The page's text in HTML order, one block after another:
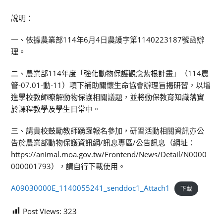
說明：
一、依據農業部114年6月4日農護字第1140223187號函辦
理。
二、農業部114年度「強化動物保護觀念紮根計畫」（114農
管-07.01-動-11）項下補助關懷生命協會辦理旨揭研習，以增
進學校教師瞭解動物保護相關議題，並將動保教育知識落實
於課程教學及學生日常中。
三、請貴校鼓勵教師踴躍報名參加，研習活動相關資訊亦公
告於農業部動物保護資訊網/訊息專區/公告訊息（網址：
https://animal.moa.gov.tw/Frontend/News/Detail/N0000
000001793），請自行下載使用。
A09030000E_1140055241_senddoc1_Attach1 下載
Post Views: 323